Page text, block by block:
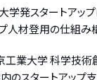
学発スタートアッ
人材登用の仕組み
工業大学 科学技
内のスタートアッ